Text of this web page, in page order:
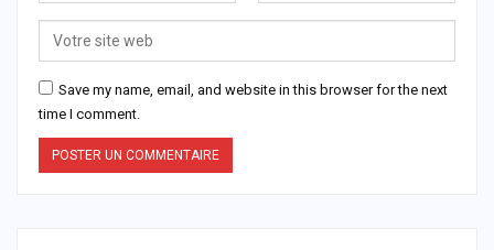
Save my name, email, and website in this browser for the next
time I comment.